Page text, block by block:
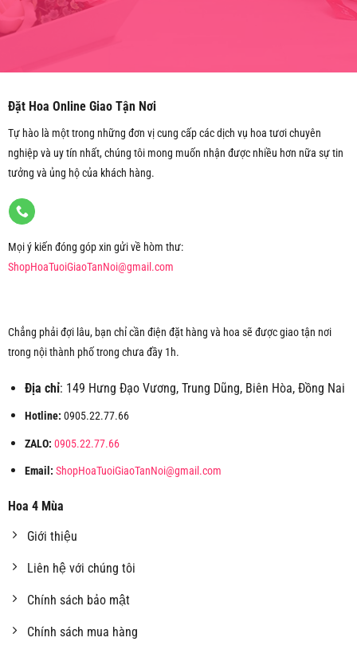
Đặt Hoa Online Giao Tận Nơi
Tự hào là một trong những đơn vị cung cấp các dịch vụ hoa tươi chuyên
nghiệp và uy tín nhất, chúng tôi mong muốn nhận được nhiều hơn nữa sự tin
tưởng và ủng hộ của khách hàng.
Mọi ý kiến đóng góp xin gửi về hòm thư:
ShopHoaTuoiGiaoTanNoi@gmail.com
Chẳng phải đợi lâu, bạn chỉ cần điện đặt hàng và hoa sẽ được giao tận nơi
trong nội thành phố trong chưa đầy 1h.
Địa chỉ: 149 Hưng Đạo Vương, Trung Dũng, Biên Hòa, Đồng Nai
Hotline: 0905.22.77.66
ZALO: 0905.22.77.66
Email: ShopHoaTuoiGiaoTanNoi@gmail.com
Hoa 4 Mùa
Giới thiệu
Liên hệ với chúng tôi
Chính sách bảo mật
Chính sách mua hàng